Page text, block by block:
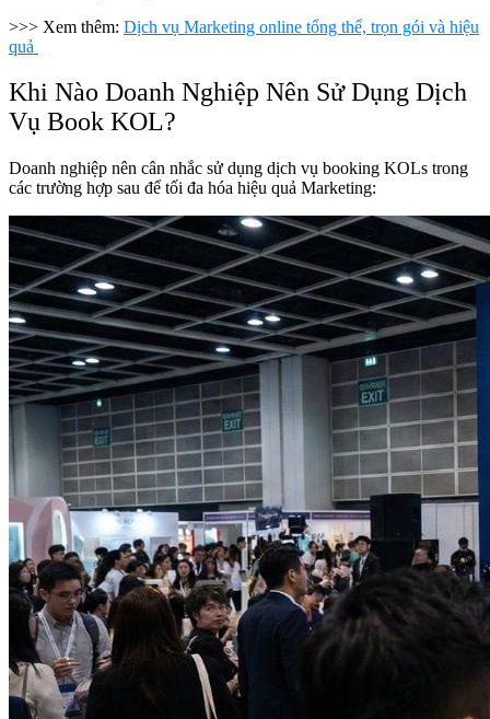
>>> Xem thêm: Dịch vụ Marketing online tổng thể, trọn gói và hiệu
quả
Khi Nào Doanh Nghiệp Nên Sử Dụng Dịch
Vụ Book KOL?
Doanh nghiệp nên cân nhắc sử dụng dịch vụ booking KOLs trong
các trường hợp sau để tối đa hóa hiệu quả Marketing: